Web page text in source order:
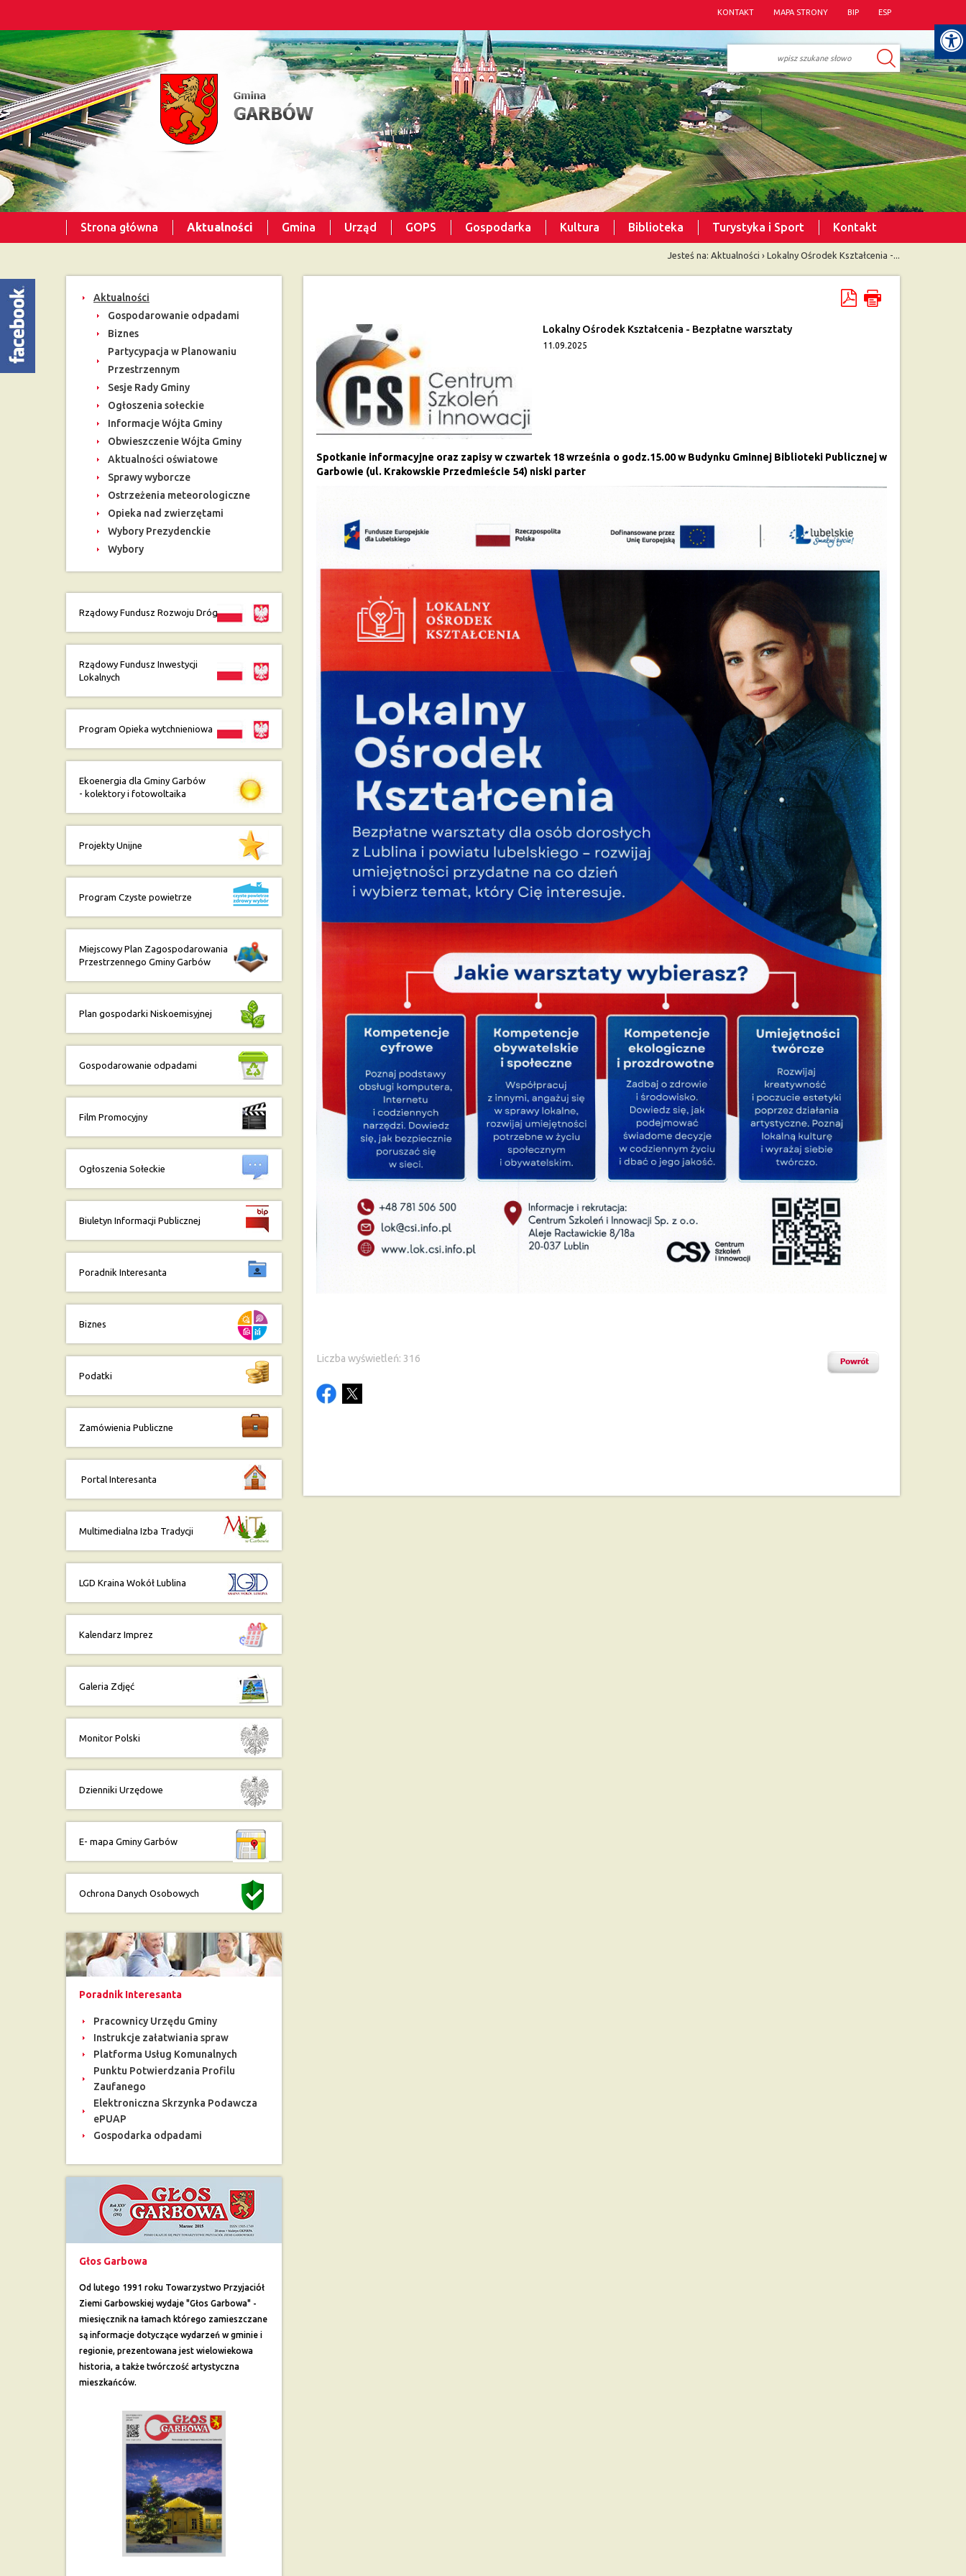
KONTAKT MAPA STRONY BIP ESP
Strona główna Aktualności Gmina Urząd GOPS Gospodarka Kultura Biblioteka Turystyka i Sport Kontakt
Jesteś na: Aktualności › Lokalny Ośrodek Kształcenia -...
Lokalny Ośrodek Kształcenia - Bezpłatne warsztaty
11.09.2025
Spotkanie informacyjne oraz zapisy w czwartek 18 września o godz.15.00 w Budynku Gminnej Biblioteki Publicznej w
Garbowie (ul. Krakowskie Przedmieście 54) niski parter
Liczba wyświetleń: 316
Aktualności
Gospodarowanie odpadami
Biznes
Partycypacja w Planowaniu
Przestrzennym
Sesje Rady Gminy
Ogłoszenia sołeckie
Informacje Wójta Gminy
Obwieszczenie Wójta Gminy
Aktualności oświatowe
Sprawy wyborcze
Ostrzeżenia meteorologiczne
Opieka nad zwierzętami
Wybory Prezydenckie
Wybory
Rządowy Fundusz Rozwoju Dróg
Rządowy Fundusz Inwestycji
Lokalnych
Program Opieka wytchnieniowa
Ekoenergia dla Gminy Garbów
- kolektory i fotowoltaika
Projekty Unijne
Program Czyste powietrze
Miejscowy Plan Zagospodarowania
Przestrzennego Gminy Garbów
Plan gospodarki Niskoemisyjnej
Gospodarowanie odpadami
Film Promocyjny
Ogłoszenia Sołeckie
Biuletyn Informacji Publicznej
Poradnik Interesanta
Biznes
Podatki
Zamówienia Publiczne
Portal Interesanta
Multimedialna Izba Tradycji
LGD Kraina Wokół Lublina
Kalendarz Imprez
Galeria Zdjęć
Monitor Polski
Dzienniki Urzędowe
E- mapa Gminy Garbów
Ochrona Danych Osobowych
Poradnik Interesanta
Pracownicy Urzędu Gminy
Instrukcje załatwiania spraw
Platforma Usług Komunalnych
Punktu Potwierdzania Profilu
Zaufanego
Elektroniczna Skrzynka Podawcza
ePUAP
Gospodarka odpadami
Głos Garbowa
Od lutego 1991 roku Towarzystwo Przyjaciół
Ziemi Garbowskiej wydaje "Głos Garbowa" -
miesięcznik na łamach którego zamieszczane
są informacje dotyczące wydarzeń w gminie i
regionie, prezentowana jest wielowiekowa
historia, a także twórczość artystyczna
mieszkańców.